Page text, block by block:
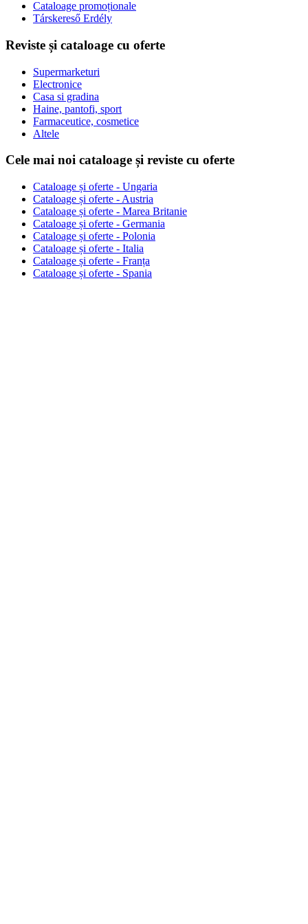
Cataloage promoționale
Társkereső Erdély
Reviste și cataloage cu oferte
Supermarketuri
Electronice
Casa si gradina
Haine, pantofi, sport
Farmaceutice, cosmetice
Altele
Cele mai noi cataloage și reviste cu oferte
Cataloage și oferte - Ungaria
Cataloage și oferte - Austria
Cataloage și oferte - Marea Britanie
Cataloage și oferte - Germania
Cataloage și oferte - Polonia
Cataloage și oferte - Italia
Cataloage și oferte - Franța
Cataloage și oferte - Spania